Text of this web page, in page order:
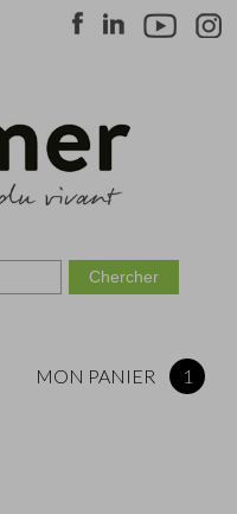
MON PANIER 1